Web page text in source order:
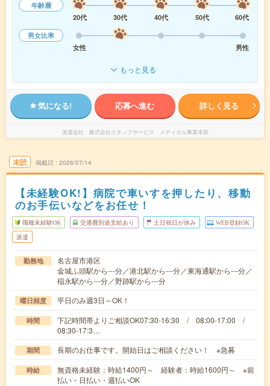
年齢層
20代
30代 40代 50代
60代
男女比率
女性
男性
もっと見る
気になる! 応募へ進む 詳しく見る
派遣会社 株式会社スタッフサービス メディカル事業本部
未読 掲載日 2026/07/14
【未経験OK!】病院で車いすを押したり、移動
のお手伝いなどをお任せ！
職種未経験OK 交通費別途支給あり 土日祝日が休み WEB登録OK
派遣
勤務地
名古屋市港区
金城ふ頭駅から---分／港北駅から---分／東海通駅から---分／
稲永駅から---分／野跡駅から---分
曜日頻度 平日のみ週3日～OK！
時間
下記時間帯よりご相談OK07:30-16:30 / 08:00-17:00 /
08:30-17:3…
期間 長期のお仕事です。開始日はご相談ください！ ※急募
時給
無資格未経験：時給1400円～ 経験者：時給1600円～ ※前
払い・日払い・週払いOK